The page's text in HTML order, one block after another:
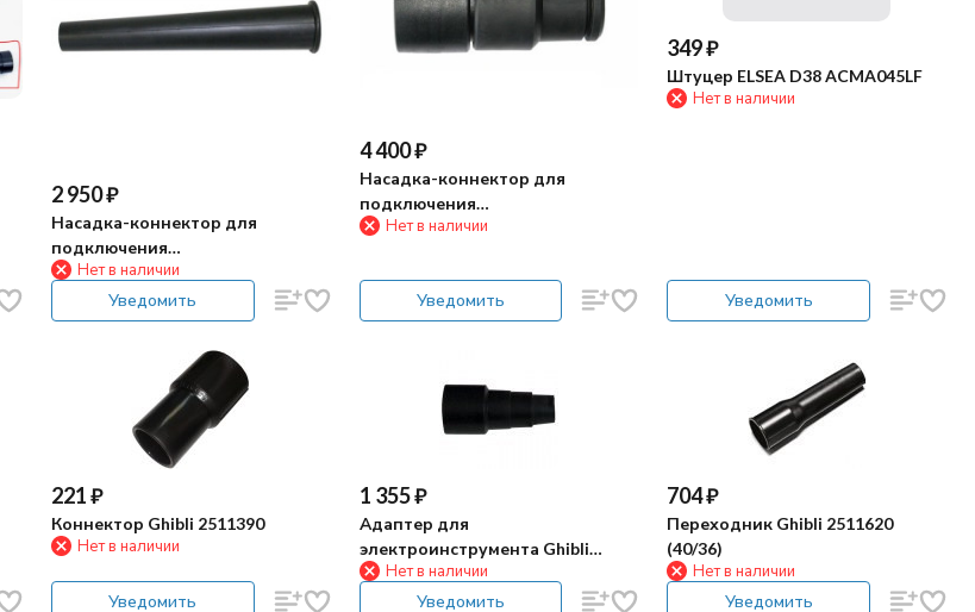
2 950₽
Насадка-коннектор для
подключения
электроинструмента (Ф35мм,
L=200мм)
Нет в наличии
Уведомить
4 400₽
Насадка-коннектор для
подключения
электроинструмента 2-х
Нет в наличии
Уведомить
349₽
Штуцер ELSEA D38 ACMA045LF
Нет в наличии
Уведомить
221₽
Коннектор Ghibli 2511390
Нет в наличии
Уведомить
1 355₽
Адаптер для
электроинструмента Ghibli
2511392 (D.29 Х)
Нет в наличии
Уведомить
704₽
Переходник Ghibli 2511620
(40/36)
Нет в наличии
Уведомить